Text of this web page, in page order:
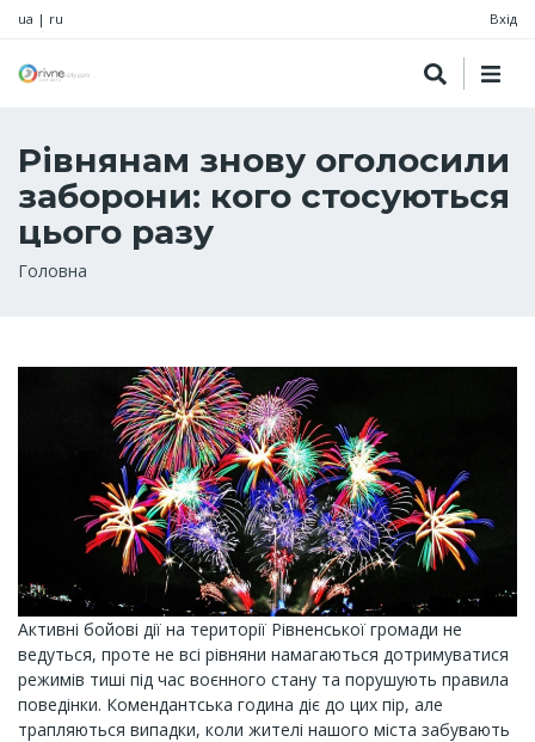
ua | ru Вхід
Рівнянам знову оголосили
заборони: кого стосуються
цього разу
Рядок
Головна
Активні бойові дії на території Рівненської громади не
ведуться, проте не всі рівняни намагаються дотримуватися
режимів тиші під час воєнного стану та порушують правила
поведінки. Комендантська година діє до цих пір, але
трапляються випадки, коли жителі нашого міста забувають